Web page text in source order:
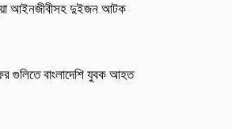
আইনজীবীসহ দুইজন আটক
গুলিতে বাংলাদেশি যুবক আহত